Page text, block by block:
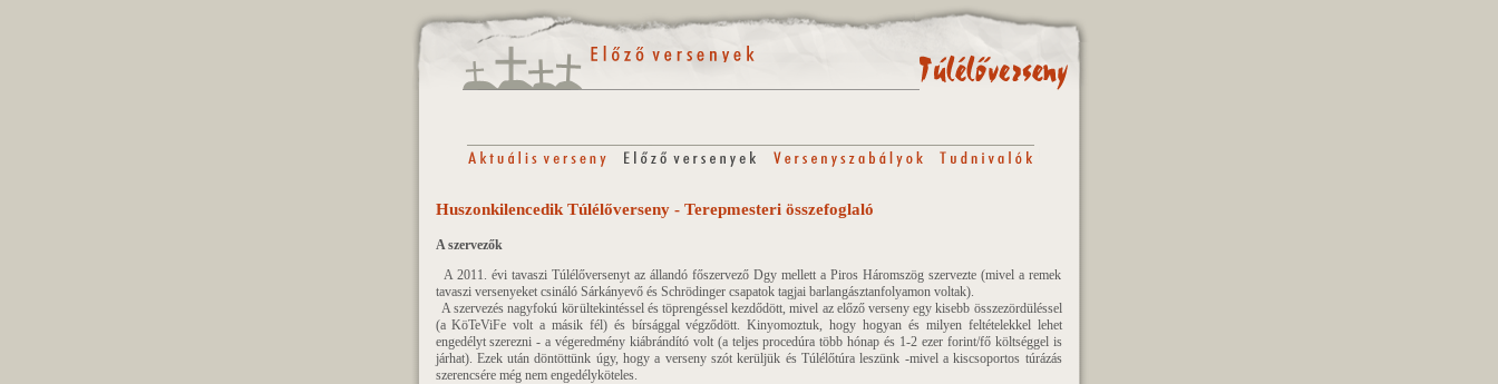
Huszonkilencedik Túlélőverseny - Terepmesteri összefoglaló
A szervezők
A 2011. évi tavaszi Túlélőversenyt az állandó főszervező Dgy mellett a Piros Háromszög szervezte (mivel a remek
tavaszi versenyeket csináló Sárkányevő és Schrödinger csapatok tagjai barlangásztanfolyamon voltak).
A szervezés nagyfokú körültekintéssel és töprengéssel kezdődött, mivel az előző verseny egy kisebb összezördüléssel
(a KöTeViFe volt a másik fél) és bírsággal végződött. Kinyomoztuk, hogy hogyan és milyen feltételekkel lehet
engedélyt szerezni - a végeredmény kiábrándító volt (a teljes procedúra több hónap és 1-2 ezer forint/fő költséggel is
járhat). Ezek után döntöttünk úgy, hogy a verseny szót kerüljük és Túlélőtúra leszünk -mivel a kiscsoportos túrázás
szerencsére még nem engedélyköteles.